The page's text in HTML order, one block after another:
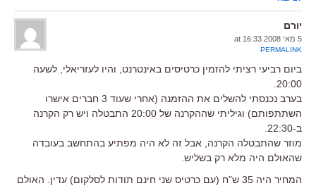
יורם
5 מאי 2008 at 16:33
PERMALINK
ביום רביעי רציתי להזמין כרטיסים באינטרנט, והיו לעזריאלי, לשעה
20:00.
בערב נכנסתי להשלים את ההזמנה (אחרי שעוד 3 חברים אישרו
השתתפותם) וגיליתי שההקרנה של 20:00 התבטלה ויש רק הקרנה
ב-22:30.
מוזר שהתבטלה הקרנה, אבל זה לא היה מפתיע בהתחשב בעובדה
שהאולם היה מלא רק בשליש.
המחיר היה 35 ש"ח (עם כרטיס שני חינם תודות לסלקום) עדין. האולם